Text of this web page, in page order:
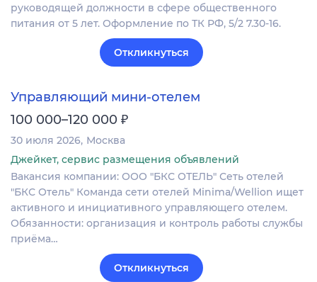
руководящей должности в сфере общественного
питания от 5 лет. Оформление по ТК РФ, 5/2 7.30-16.
Откликнуться
Управляющий мини-отелем
100 000–120 000 ₽
30 июля 2026 Москва
Джейкет, сервис размещения объявлений
Вакансия компании: ООО "БКС ОТЕЛЬ" Сеть отелей
"БКС Отель" Команда сети отелей Minima/Wellion ищет
активного и инициативного управляющего отелем.
Обязанности: организация и контроль работы службы
приёма…
Откликнуться